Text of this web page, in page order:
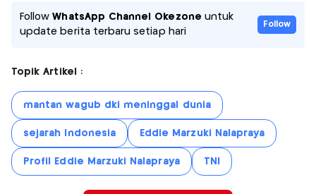
FollowWhatsApp Channel Okezone untuk
update berita terbaru setiap hari
Follow
Topik Artikel :
mantan wagub dki meninggal dunia
sejarah Indonesia Eddie Marzuki Nalapraya
Profil Eddie Marzuki Nalapraya TNI